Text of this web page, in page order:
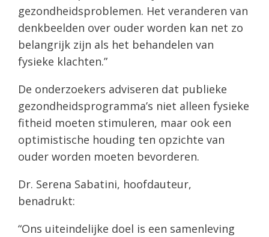
gezondheidsproblemen. Het veranderen van
denkbeelden over ouder worden kan net zo
belangrijk zijn als het behandelen van
fysieke klachten.”
De onderzoekers adviseren dat publieke
gezondheidsprogramma’s niet alleen fysieke
fitheid moeten stimuleren, maar ook een
optimistische houding ten opzichte van
ouder worden moeten bevorderen.
Dr. Serena Sabatini, hoofdauteur,
benadrukt:
“Ons uiteindelijke doel is een samenleving